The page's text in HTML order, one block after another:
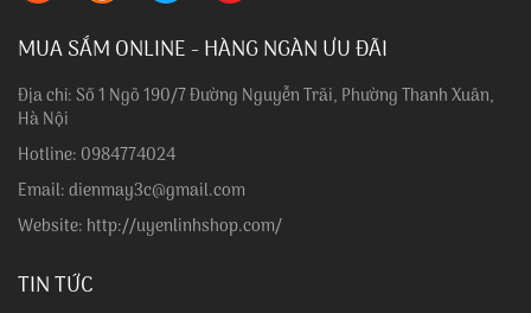
MUA SẮM ONLINE - HÀNG NGÀN ƯU ĐÃI
Địa chỉ: Số 1 Ngõ 190/7 Đường Nguyễn Trãi, Phường Thanh Xuân,
Hà Nội
Hotline: 0984774024
Email: dienmay3c@gmail.com
Website: http://uyenlinhshop.com/
TIN TỨC